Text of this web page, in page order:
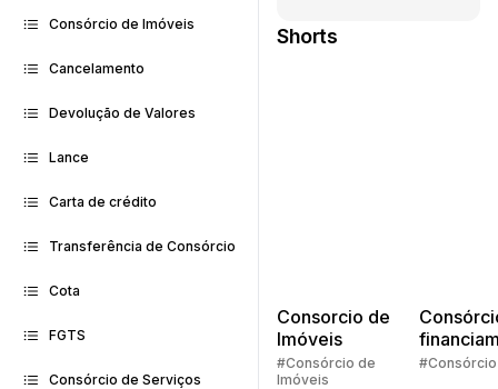
Consórcio de Imóveis
Cancelamento
Devolução de Valores
Lance
Carta de crédito
Transferência de Consórcio
Cota
FGTS
Consórcio de Serviços
Shorts
Consorcio de
Imóveis
#Consórcio de
Imóveis
Quem
#Consórcio